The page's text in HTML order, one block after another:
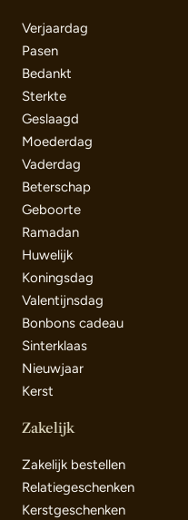
Verjaardag
Pasen
Bedankt
Sterkte
Geslaagd
Moederdag
Vaderdag
Beterschap
Geboorte
Ramadan
Huwelijk
Koningsdag
Valentijnsdag
Bonbons cadeau
Sinterklaas
Nieuwjaar
Kerst
Zakelijk
Zakelijk bestellen
Relatiegeschenken
Kerstgeschenken